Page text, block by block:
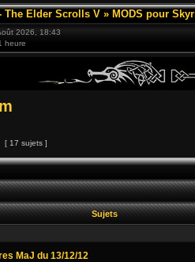
The Elder Scrolls V » MODS pour
2026, 18:43
heure
[ 17 sujets ]
Sujets
MaJ du 13/12/12